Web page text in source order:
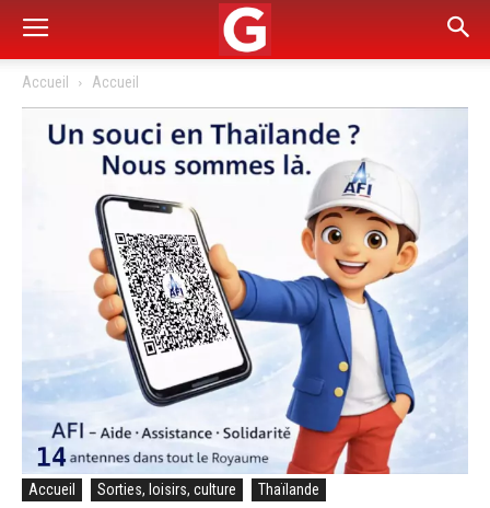
Accueil Accueil
Accueil Sorties, loisirs, culture Thaïlande